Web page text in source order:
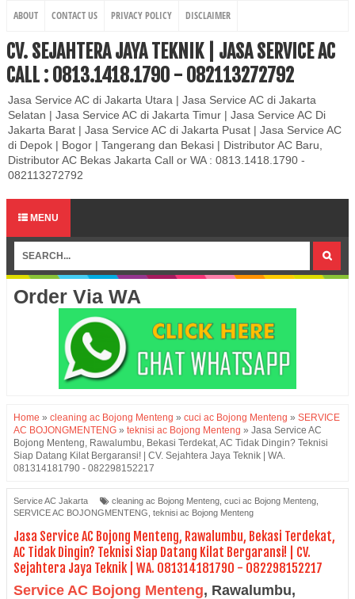
ABOUT CONTACT US PRIVACY POLICY DISCLAIMER
CV. SEJAHTERA JAYA TEKNIK | JASA SERVICE AC
CALL : 0813.1418.1790 - 082113272792
Jasa Service AC di Jakarta Utara | Jasa Service AC di Jakarta
Selatan | Jasa Service AC di Jakarta Timur | Jasa Service AC Di
Jakarta Barat | Jasa Service AC di Jakarta Pusat | Jasa Service AC
di Depok | Bogor | Tangerang dan Bekasi | Distributor AC Baru,
Distributor AC Bekas Jakarta Call or WA : 0813.1418.1790 -
082113272792
MENU
Order Via WA
Home » cleaning ac Bojong Menteng » cuci ac Bojong Menteng » SERVICE
AC BOJONGMENTENG » teknisi ac Bojong Menteng » Jasa Service AC
Bojong Menteng, Rawalumbu, Bekasi Terdekat, AC Tidak Dingin? Teknisi
Siap Datang Kilat Bergaransi! | CV. Sejahtera Jaya Teknik | WA.
081314181790 - 082298152217
Service AC Jakarta cleaning ac Bojong Menteng cuci ac Bojong Menteng
SERVICE AC BOJONGMENTENG teknisi ac Bojong Menteng
Jasa Service AC Bojong Menteng, Rawalumbu, Bekasi Terdekat,
AC Tidak Dingin? Teknisi Siap Datang Kilat Bergaransi! | CV.
Sejahtera Jaya Teknik | WA. 081314181790 - 082298152217
Service AC Bojong Menteng, Rawalumbu,